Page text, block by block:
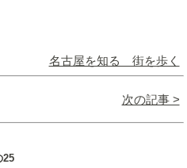
名古屋を知る 街を歩く
次の記事 >
25